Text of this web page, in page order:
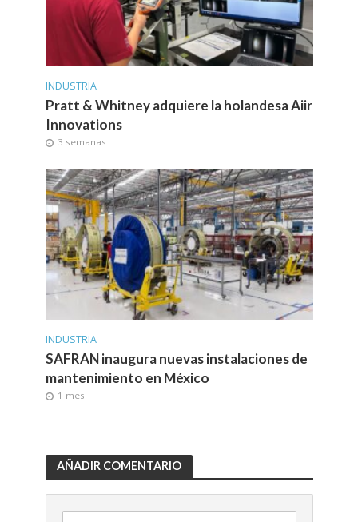
INDUSTRIA
Pratt & Whitney adquiere la holandesa Aiir
Innovations
3 semanas
INDUSTRIA
SAFRAN inaugura nuevas instalaciones de
mantenimiento en México
1 mes
AÑADIR COMENTARIO